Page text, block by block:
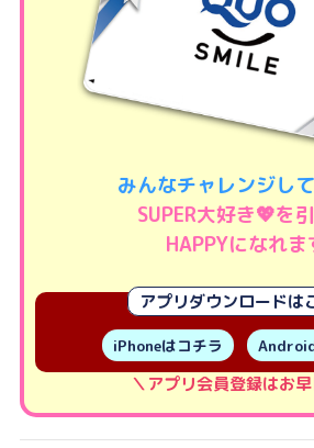
みんなチャレンジし
SUPER大好き💖を
HAPPYになれま
アプリダウンロードは
iPhoneはコチラ
＼アプリ会員登録はお